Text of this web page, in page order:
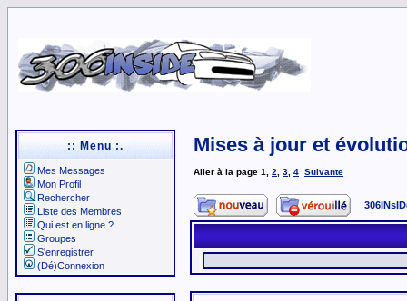
:: Menu :.
Mes Messages
Mon Profil
Rechercher
Liste des Membres
Qui est en ligne ?
Groupes
S'enregistrer
(Dé)Connexion
Mises à jour et
Aller à la page 1 2 3 4 Suivante